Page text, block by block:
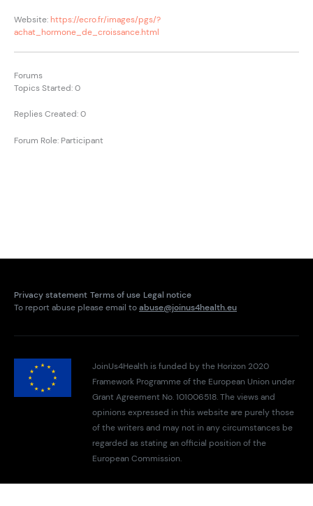
Website:https://ecro.fr/images/pgs/?
achat_hormone_de_croissance.html
Forums
Topics Started: 0
Replies Created: 0
Forum Role: Participant
Privacy statement Terms of use Legal notice
To report abuse please email toabuse@joinus4health.eu
JoinUs4Health is funded by the Horizon 2020
Framework Programme of the European Union under
Grant Agreement No. 101006518. The views and
opinions expressed in this website are purely those
of the writers and may not in any circumstances be
regarded as stating an official position of the
European Commission.